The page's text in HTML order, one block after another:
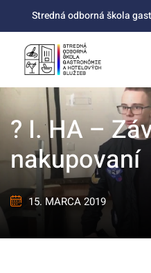
content
Stredná odborná škola
? I. HA –
nakupovaní
15. MARCA 2019